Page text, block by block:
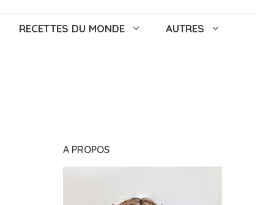
RECETTES DU MONDE AUTRES
A PROPOS